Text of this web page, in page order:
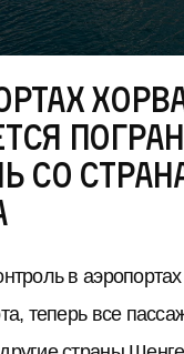
со
в
теперь все